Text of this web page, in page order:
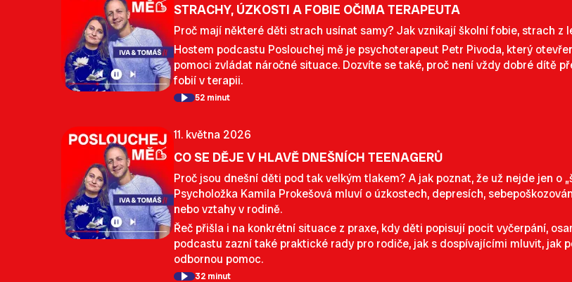
STRACHY, ÚZKOSTI A FOBIE OČIMA TERAPEUTA
Proč mají některé děti strach usínat samy? Jak vznikají školní fobie, strach z
Hostem podcastu Poslouchej mě je psychoterapeut Petr Pivoda, který
pomoci zvládat náročné situace. Dozvíte se také, proč není vždy dobré dítě
fobií v terapii.
52 minut
11. května 2026
CO SE DĚJE V HLAVĚ DNEŠNÍCH TEENAGERŮ
Proč jsou dnešní děti pod tak velkým tlakem? A jak poznat, že už nejde jen o
Psycholožka Kamila Prokešová mluví o úzkostech, depresích,
nebo vztahy v rodině.
Řeč přišla i na konkrétní situace z praxe, kdy děti popisují pocit vyčerpání,
podcastu zazní také praktické rady pro rodiče, jak s dospívajícími mluvit, jak
odbornou pomoc.
32 minut